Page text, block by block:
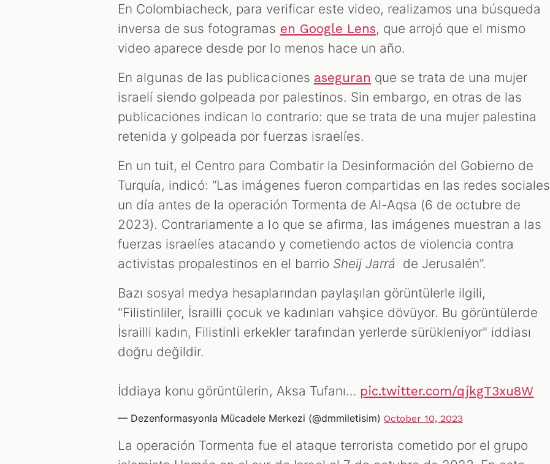
En Colombiacheck, para verificar este video, realizamos una búsqueda
inversa de sus fotogramas en Google Lens, que arrojó que el mismo
video aparece desde por lo menos hace un año.
En algunas de las publicaciones aseguran que se trata de una mujer
israelí siendo golpeada por palestinos. Sin embargo, en otras de las
publicaciones indican lo contrario: que se trata de una mujer palestina
retenida y golpeada por fuerzas israelíes.
En un tuit, el Centro para Combatir la Desinformación del Gobierno de
Turquía, indicó: “Las imágenes fueron compartidas en las redes sociales
un día antes de la operación Tormenta de Al-Aqsa (6 de octubre de
2023). Contrariamente a lo que se afirma, las imágenes muestran a las
fuerzas israelíes atacando y cometiendo actos de violencia contra
activistas propalestinos en el barrio Sheij Jarrá de Jerusalén”.
Bazı sosyal medya hesaplarından paylaşılan görüntülerle ilgili,
"Filistinliler, İsrailli çocuk ve kadınları vahşice dövüyor. Bu görüntülerde
İsrailli kadın, Filistinli erkekler tarafından yerlerde sürükleniyor" iddiası
doğru değildir.
İddiaya konu görüntülerin, Aksa Tufanı… pic.twitter.com/qjkgT3xu8W
— Dezenformasyonla Mücadele Merkezi (@dmmiletisim) October 10, 2023
La operación Tormenta fue el ataque terrorista cometido por el grupo